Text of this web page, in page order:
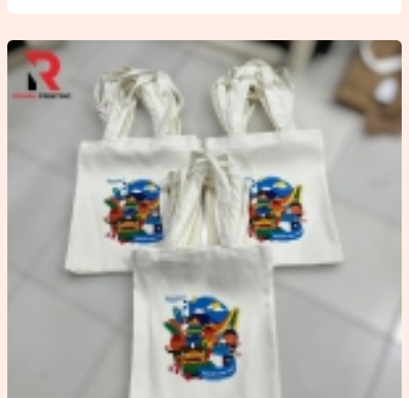
Berkualitas
–
Media
Promosi
Efektif
Pelanggan
Printing